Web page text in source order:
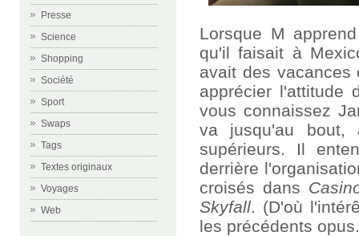
Presse
Science
Shopping
Société
Sport
Swaps
Tags
Textes originaux
Voyages
Web
Lorsque M
qu'il faisait à
avait des
apprécier l'attitude
vous connaissez
va jusqu'au
supérieurs. Il
derrière
croisés dans
Skyfall. (D'où
les précédents